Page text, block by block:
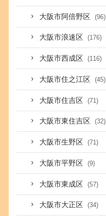
大阪市阿倍野区 (96)
大阪市浪速区 (176)
大阪市西成区 (116)
大阪市住之江区 (45)
大阪市住吉区 (71)
大阪市東住吉区 (32)
大阪市生野区 (71)
大阪市平野区 (9)
大阪市東成区 (57)
大阪市大正区 (34)